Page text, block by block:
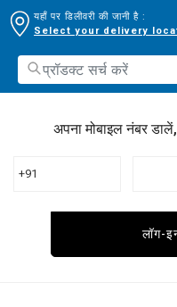
यहाँ पर डिलीवरी की जानी है :
Select your delivery
अपना मोबाइल नंबर
+91
लॉग-